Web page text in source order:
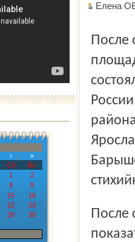
›
»
Сб
Вс
1
2
8
9
15
16
22
23
29
30
Елена
После общего построения пожарных расчётов области на
После совещания в фойе администрации было проведено